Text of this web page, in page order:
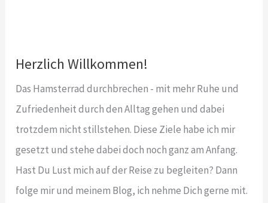
Herzlich Willkommen!
Das Hamsterrad durchbrechen - mit mehr Ruhe und
Zufriedenheit durch den Alltag gehen und dabei
trotzdem nicht stillstehen. Diese Ziele habe ich mir
gesetzt und stehe dabei doch noch ganz am Anfang.
Hast Du Lust mich auf der Reise zu begleiten? Dann
folge mir und meinem Blog, ich nehme Dich gerne mit.